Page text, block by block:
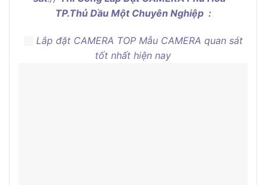
TP.Thủ Dầu Một Chuyên Nghiệp :
Lắp đặt CAMERA TOP Mẫu CAMERA quan sát
tốt nhất hiện nay